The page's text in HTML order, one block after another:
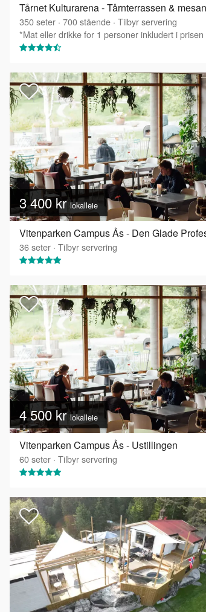
Tårnet Kulturarena - Tårnterrassen &
350seter · 700stående · Tilbyr servering
*Mat eller drikke for 1 personer inkludert i prisen
3 400 krlokalleie
Vitenparken Campus Ås - Den Glade
36seter · Tilbyr servering
4 500 krlokalleie
Vitenparken Campus Ås - Ustillingen
60seter · Tilbyr servering